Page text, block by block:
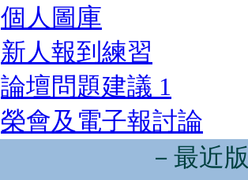
個人圖庫
新人報到練習
論壇問題建議 1
榮會及電子報討論
－最近